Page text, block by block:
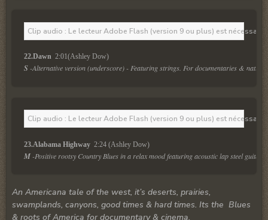
Clip audio : Le lecteur Adobe Flash (version 9 ou plus) est
22.Dawn 2:01(Ashley Dow)
S -Alternative version (underscore) - Featuring strings. For documentaries & nature.
Clip audio : Le lecteur Adobe Flash (version 9 ou plus) est
23.Alabama Highway 2:24 (Ashley Dow)
M -Positive rootsy Country Blues in a relax mood featuring acoustic lap steel guitar.
An Americana tale of the west, it’s deserts, prairies,
swamplands, canyons, good times & hard times. Its the Blues
& roots of America for documentary & cinema.